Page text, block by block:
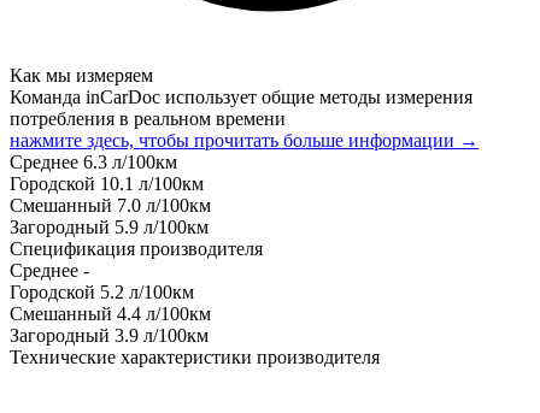
Как мы измеряем
Команда inCarDoc использует общие методы измерения
потребления в реальном времени
нажмите здесь, чтобы прочитать больше информации →
Среднее 6.3 л/100км
Городской 10.1 л/100км
Смешанный 7.0 л/100км
Загородный 5.9 л/100км
Спецификация производителя
Среднее -
Городской 5.2 л/100км
Смешанный 4.4 л/100км
Загородный 3.9 л/100км
Технические характеристики производителя